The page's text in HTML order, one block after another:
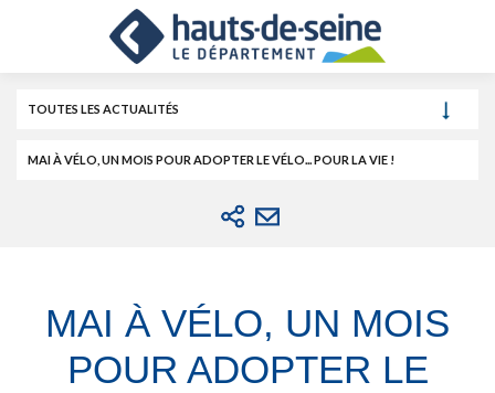
TOUTES LES ACTUALITÉS
MAI À VÉLO, UN MOIS POUR ADOPTER LE VÉLO... POUR LA VIE !
MAI À VÉLO, UN MOIS
POUR ADOPTER LE
Cookies et traceurs utilisés sur ce site.